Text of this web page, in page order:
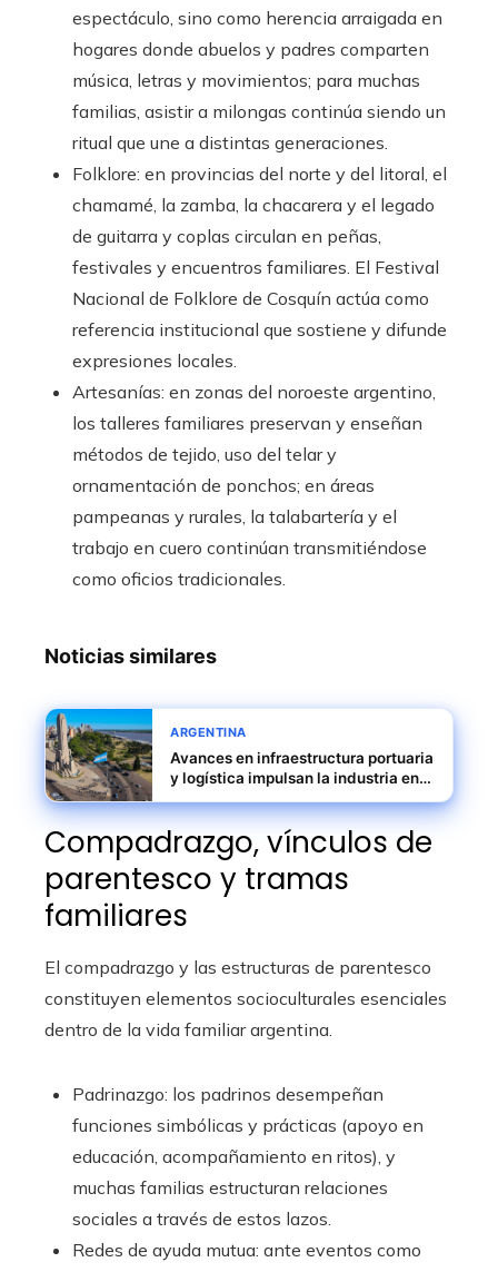
espectáculo, sino como herencia arraigada en
hogares donde abuelos y padres comparten
música, letras y movimientos; para muchas
familias, asistir a milongas continúa siendo un
ritual que une a distintas generaciones.
Folklore: en provincias del norte y del litoral, el
chamamé, la zamba, la chacarera y el legado
de guitarra y coplas circulan en peñas,
festivales y encuentros familiares. El Festival
Nacional de Folklore de Cosquín actúa como
referencia institucional que sostiene y difunde
expresiones locales.
Artesanías: en zonas del noroeste argentino,
los talleres familiares preservan y enseñan
métodos de tejido, uso del telar y
ornamentación de ponchos; en áreas
pampeanas y rurales, la talabartería y el
trabajo en cuero continúan transmitiéndose
como oficios tradicionales.
Noticias similares
ARGENTINA
Avances en infraestructura portuaria
y logística impulsan la industria en
Rosario
Compadrazgo, vínculos de
parentesco y tramas
familiares
El compadrazgo y las estructuras de parentesco
constituyen elementos socioculturales esenciales
dentro de la vida familiar argentina.
Padrinazgo: los padrinos desempeñan
funciones simbólicas y prácticas (apoyo en
educación, acompañamiento en ritos), y
muchas familias estructuran relaciones
sociales a través de estos lazos.
Redes de ayuda mutua: ante eventos como